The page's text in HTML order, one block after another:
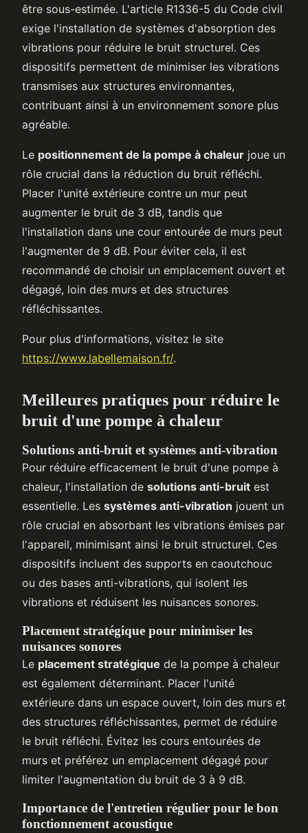
être sous-estimée. L'article R1336-5 du Code civil
exige l'installation de systèmes d'absorption des
vibrations pour réduire le bruit structurel. Ces
dispositifs permettent de minimiser les vibrations
transmises aux structures environnantes,
contribuant ainsi à un environnement sonore plus
agréable.
Le positionnement de la pompe à chaleur joue un
rôle crucial dans la réduction du bruit réfléchi.
Placer l'unité extérieure contre un mur peut
augmenter le bruit de 3 dB, tandis que
l'installation dans une cour entourée de murs peut
l'augmenter de 9 dB. Pour éviter cela, il est
recommandé de choisir un emplacement ouvert et
dégagé, loin des murs et des structures
réfléchissantes.
Pour plus d'informations, visitez le site
https://www.labellemaison.fr/.
Meilleures pratiques pour réduire le
bruit d'une pompe à chaleur
Solutions anti-bruit et systèmes anti-vibration
Pour réduire efficacement le bruit d'une pompe à
chaleur, l'installation de solutions anti-bruit est
essentielle. Les systèmes anti-vibration jouent un
rôle crucial en absorbant les vibrations émises par
l'appareil, minimisant ainsi le bruit structurel. Ces
dispositifs incluent des supports en caoutchouc
ou des bases anti-vibrations, qui isolent les
vibrations et réduisent les nuisances sonores.
Placement stratégique pour minimiser les
nuisances sonores
Le placement stratégique de la pompe à chaleur
est également déterminant. Placer l'unité
extérieure dans un espace ouvert, loin des murs et
des structures réfléchissantes, permet de réduire
le bruit réfléchi. Évitez les cours entourées de
murs et préférez un emplacement dégagé pour
limiter l'augmentation du bruit de 3 à 9 dB.
Importance de l'entretien régulier pour le bon
fonctionnement acoustique